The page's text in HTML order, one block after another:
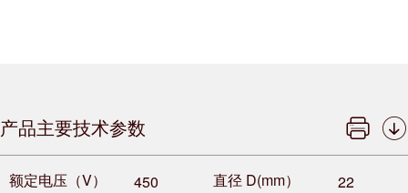
产品主要技术参数
额定电压（V） 450 直径 D(mm） 22